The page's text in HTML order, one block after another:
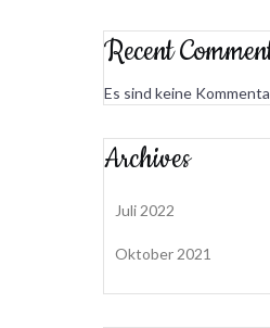
Recent
Es sind keine
Archives
Juli 2022
Oktober 2021